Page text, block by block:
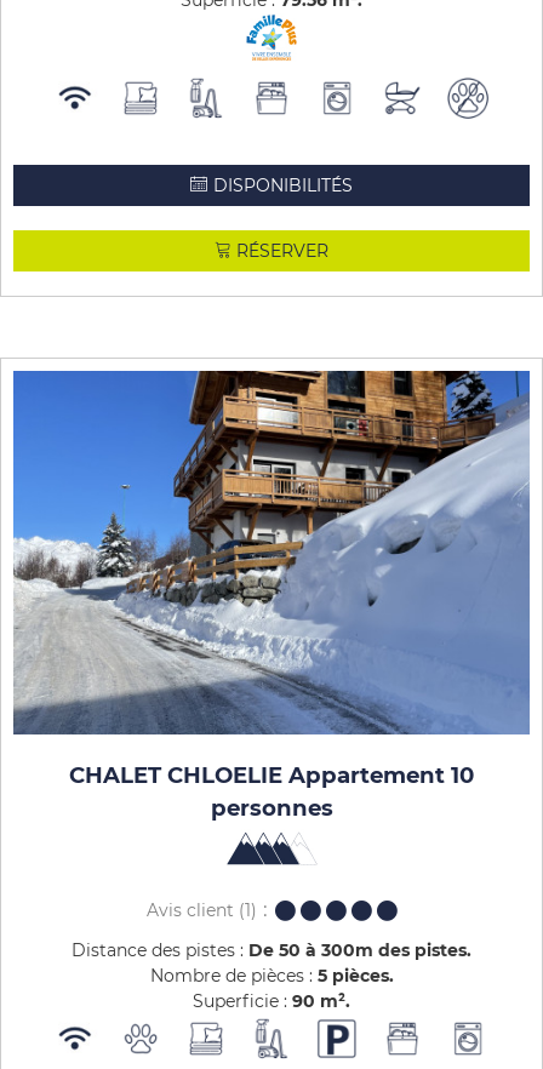
DISPONIBILITÉS
RÉSERVER
CHALET CHLOELIE Appartement 10
personnes
Avis client (1)
Distance des pistes : De 50 à 300m des pistes
Nombre de pièces : 5 pièces
Superficie : 90 m²